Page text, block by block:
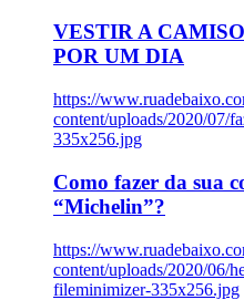
VESTIR A
POR UM DIA
https://
content/uploads/2020/07/
335x256.jpg
Como fazer da sua
“Michelin”?
https://
content/uploads/2020/06/
fileminimizer-335x256.jpg